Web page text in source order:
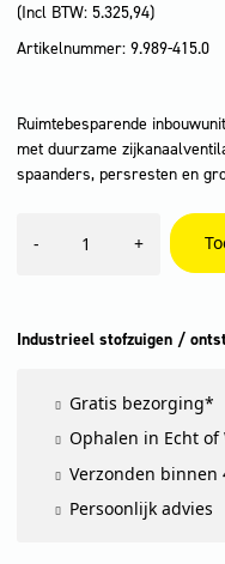
(Incl BTW: 5.325,94)
Artikelnummer: 9.989-415.0
Ruimtebesparende
met duurzame
spaanders, persresten en
- +
Industrieel stofzuigen /
Gratis bezorging*
Ophalen in Echt of
Verzonden binnen
Persoonlijk advies